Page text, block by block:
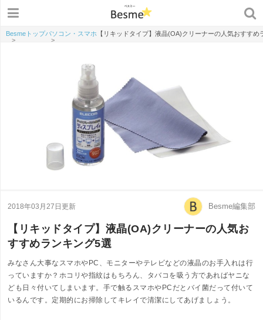
Besmeトップ
>
パソコン・スマホ
>
【リキッドタイプ】液晶(OA)クリーナーの人気おすすめ
2018年03月27日更新 Besme編集部
【リキッドタイプ】液晶(OA)クリーナーの人気お
すすめランキング5選
みなさん大事なスマホやPC、モニターやテレビなどの液晶のお手入れは行
っていますか？ホコリや指紋はもちろん、タバコを吸う方であればヤニな
ども日々付いてしまいます。手で触るスマホやPCだとバイ菌だって付いて
いるんです。定期的にお掃除してキレイで清潔にしてあげましょう。